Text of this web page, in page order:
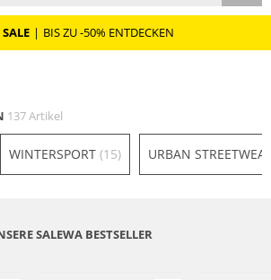
| BIS ZU -50% ENTDECKEN
137 Artikel
WINTERSPORT (15) URBAN
SALEWA BESTSELLER
Vibram®